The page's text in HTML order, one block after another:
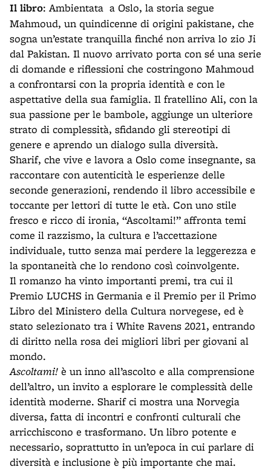
Il libro: Ambientata a Oslo, la storia segue
Mahmoud, un quindicenne di origini pakistane, che
sogna un’estate tranquilla finché non arriva lo zio Ji
dal Pakistan. Il nuovo arrivato porta con sé una serie
di domande e riflessioni che costringono Mahmoud
a confrontarsi con la propria identità e con le
aspettative della sua famiglia. Il fratellino Ali, con la
sua passione per le bambole, aggiunge un ulteriore
strato di complessità, sfidando gli stereotipi di
genere e aprendo un dialogo sulla diversità.
Sharif, che vive e lavora a Oslo come insegnante, sa
raccontare con autenticità le esperienze delle
seconde generazioni, rendendo il libro accessibile e
toccante per lettori di tutte le età. Con uno stile
fresco e ricco di ironia, “Ascoltami!” affronta temi
come il razzismo, la cultura e l’accettazione
individuale, tutto senza mai perdere la leggerezza e
la spontaneità che lo rendono così coinvolgente.
Il romanzo ha vinto importanti premi, tra cui il
Premio LUCHS in Germania e il Premio per il Primo
Libro del Ministero della Cultura norvegese, ed è
stato selezionato tra i White Ravens 2021, entrando
di diritto nella rosa dei migliori libri per giovani al
mondo.
Ascoltami! è un inno all’ascolto e alla comprensione
dell’altro, un invito a esplorare le complessità delle
identità moderne. Sharif ci mostra una Norvegia
diversa, fatta di incontri e confronti culturali che
arricchiscono e trasformano. Un libro potente e
necessario, soprattutto in un’epoca in cui parlare di
diversità e inclusione è più importante che mai.